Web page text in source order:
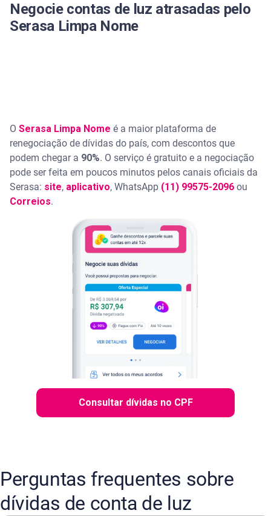
Negocie contas de luz atrasadas pelo
Serasa Limpa Nome
O Serasa Limpa Nome é a maior plataforma de
renegociação de dívidas do país, com descontos que
podem chegar a 90%. O serviço é gratuito e a negociação
pode ser feita em poucos minutos pelos canais oficiais da
Serasa: site, aplicativo, WhatsApp (11) 99575-2096 ou
Correios.
Consultar dívidas no CPF
Perguntas frequentes sobre
dívidas de conta de luz